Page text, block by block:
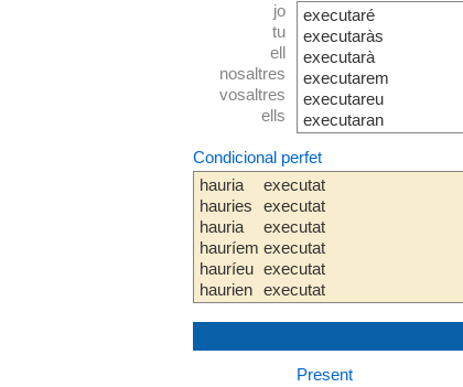
jo
tu
ell
nosaltres
vosaltres
ells
executaré
executaràs
executarà
executarem
executareu
executaran
Condicional perfet
hauria
hauries
hauria
hauríem
hauríeu
haurien
executat
executat
executat
executat
executat
executat
Present